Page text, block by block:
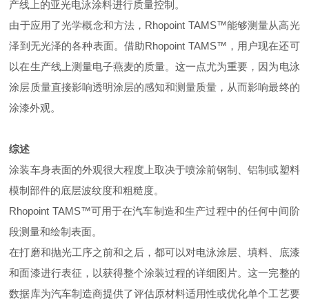
产线上的亚光电泳涂料进行质量控制。
由于应用了光学概念和方法，Rhopoint TAMS™能够测量从高光
泽到无光泽的各种表面。借助Rhopoint TAMS™，用户现在还可
以在生产线上测量电子燕麦的质量。这一点尤为重要，因为电泳
涂层质量直接影响透明涂层的感知和测量质量，从而影响最终的
涂漆外观。
综述
涂装车身表面的外观很大程度上取决于喷涂前钢制、铝制或塑料
模制部件的底层波纹度和粗糙度。
Rhopoint TAMS™可用于在汽车制造和生产过程中的任何中间阶
段测量和绘制表面。
在打磨和抛光工序之前和之后，都可以对电泳涂层、填料、底漆
和面漆进行表征，以获得整个涂装过程的详细图片。这一完整的
数据库为汽车制造商提供了评估原材料适用性或优化单个工艺要